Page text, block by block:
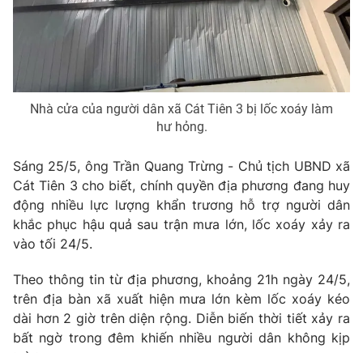
Thị trường 24h Tấm lòng Việt
VTV4 Vươn mình bằng AI
VTV8
Liên hệ tòa soạn English
THỜI BÁO VTV
Theo dõi báo trên
Nhà cửa của người dân xã Cát Tiên 3 bị lốc xoáy làm
hư hỏng.
Sáng 25/5, ông Trần Quang Trừng - Chủ tịch UBND xã
Cát Tiên 3 cho biết, chính quyền địa phương đang huy
động nhiều lực lượng khẩn trương hỗ trợ người dân
khắc phục hậu quả sau trận mưa lớn, lốc xoáy xảy ra
vào tối 24/5.
Theo thông tin từ địa phương, khoảng 21h ngày 24/5,
trên địa bàn xã xuất hiện mưa lớn kèm lốc xoáy kéo
dài hơn 2 giờ trên diện rộng. Diễn biến thời tiết xảy ra
bất ngờ trong đêm khiến nhiều người dân không kịp